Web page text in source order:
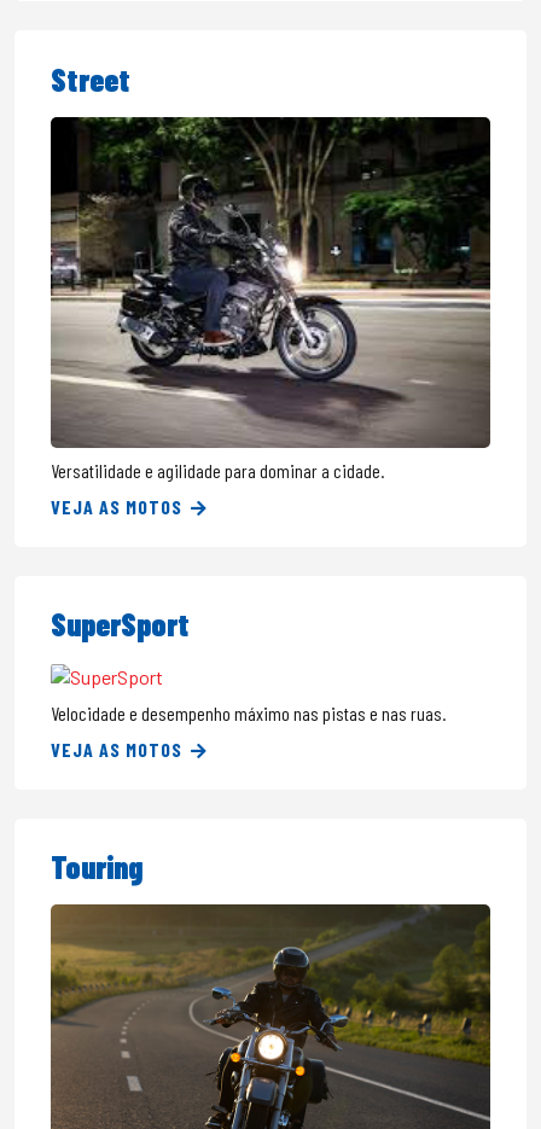
Street
Versatilidade e agilidade para dominar a cidade.
VEJA AS MOTOS
SuperSport
Velocidade e desempenho máximo nas pistas e nas ruas.
VEJA AS MOTOS
Touring